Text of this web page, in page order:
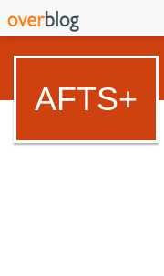
AFTS+